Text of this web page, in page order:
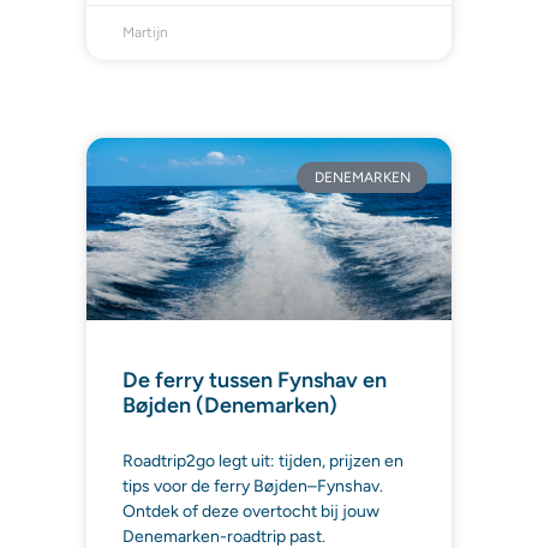
Martijn
DENEMARKEN
De ferry tussen Fynshav en
Bøjden (Denemarken)
Roadtrip2go legt uit: tijden, prijzen en
tips voor de ferry Bøjden–Fynshav.
Ontdek of deze overtocht bij jouw
Denemarken-roadtrip past.